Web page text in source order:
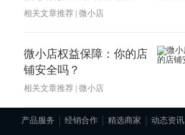
相关文章推荐 | 微小店
微小店权益保障：你的店
铺安全吗？
相关文章推荐 微小店
产品服务 经销合作 精选商家 动态资讯